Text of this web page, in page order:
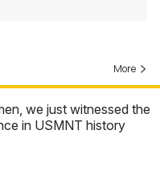
More
we just witnessed the
in USMNT history